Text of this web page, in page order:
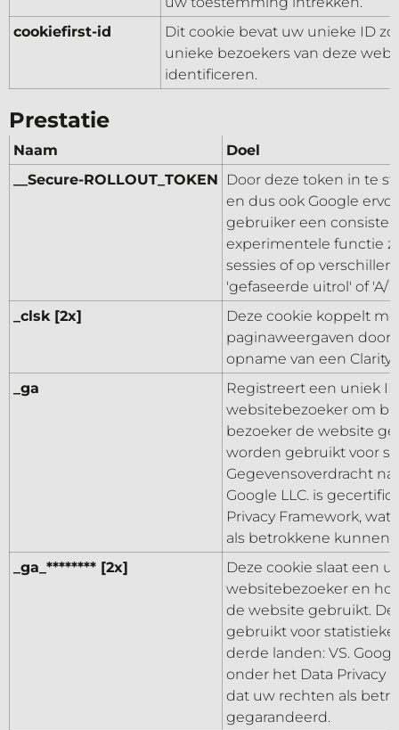
cookiefirst-id
Dit cookie bevat uw unieke ID
unieke bezoekers van deze
identificeren.
Prestatie
Naam
Doel
__Secure-ROLLOUT_TOKEN Door deze token in te
en dus ook Google
gebruiker een
experimentele functie
sessies of op
'gefaseerde uitrol' of 'A/
_clsk [2x]
Deze cookie koppelt
paginaweergaven door
opname van een Clarity-
_ga
Registreert een uniek
websitebezoeker om
bezoeker de website
worden gebruikt voor
Gegevensoverdracht
Google LLC. is
Privacy Framework,
als betrokkene kunnen
_ga_******** [2x]
Deze cookie slaat een
websitebezoeker en
de website gebruikt.
gebruikt voor
derde landen: VS.
onder het Data Privacy
dat uw rechten als
gegarandeerd.